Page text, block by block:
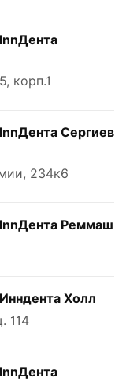
корп.1
Сергиев
234к6
Реммаш
Холл
114